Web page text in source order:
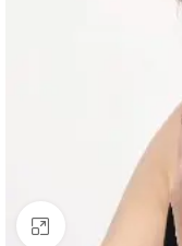
Clic para ampliar